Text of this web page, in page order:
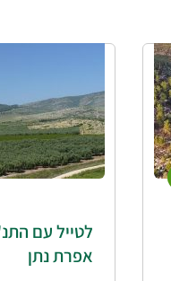
לטייל עם
אפרת נתן